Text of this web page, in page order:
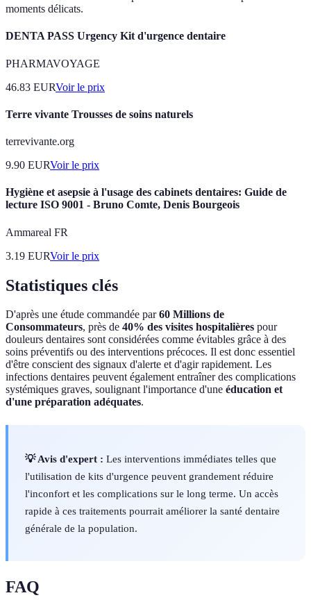
moments délicats.
DENTA PASS Urgency Kit d'urgence dentaire
PHARMAVOYAGE
46.83 EURVoir le prix
Terre vivante Trousses de soins naturels
terrevivante.org
9.90 EURVoir le prix
Hygiène et asepsie à l'usage des cabinets dentaires: Guide de
lecture ISO 9001 - Bruno Comte, Denis Bourgeois
Ammareal FR
3.19 EURVoir le prix
Statistiques clés
D'après une étude commandée par60 Millions de
Consommateurs, près de 40% des visites hospitalières pour
douleurs dentaires sont considérées comme évitables grâce à des
soins préventifs ou des interventions précoces. Il est donc essentiel
d'être conscient des signaux d'alerte et d'agir rapidement. Les
infections dentaires peuvent également entraîner des complications
systémiques graves, soulignant l'importance d'une éducation et
d'une préparation adéquates.
💡 Avis d'expert : Les interventions immédiates telles que
l'utilisation de kits d'urgence peuvent grandement réduire
l'inconfort et les complications sur le long terme. Un accès
rapide à ces traitements pourrait améliorer la santé dentaire
générale de la population.
FAQ